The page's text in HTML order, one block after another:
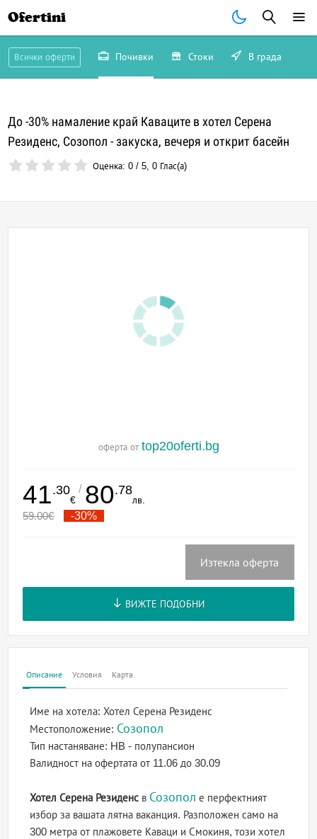
Ofertini
Всички оферти Почивки Стоки В града
До -30% намаление край Каваците в хотел Серена
Резиденс, Созопол - закуска, вечеря и открит басейн
Оценка:0 /5,0 Глас(а)
оферта от top20oferti.bg
41.30
€
/ 80.78
лв.
59.00€ -30%
Изтекла оферта
ВИЖТЕ ПОДОБНИ
Описание Условия Карта
Име на хотела: Хотел Серена Резиденс
Местоположение: Созопол
Тип настаняване: HB - полупансион
Валидност на офертатаот 11.06 до 30.09
Хотел Серена Резиденс в Созопол е перфектният
избор за вашата лятна ваканция. Разположен само на
300 метра от плажовете Каваци и Смокиня, този хотел